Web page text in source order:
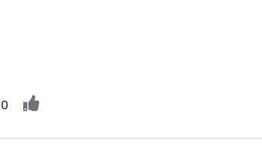
0